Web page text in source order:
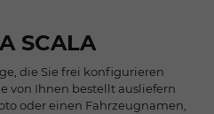
SCALA
die Sie frei konfigurieren
von Ihnen bestellt ausliefern
oder einen Fahrzeugnamen,